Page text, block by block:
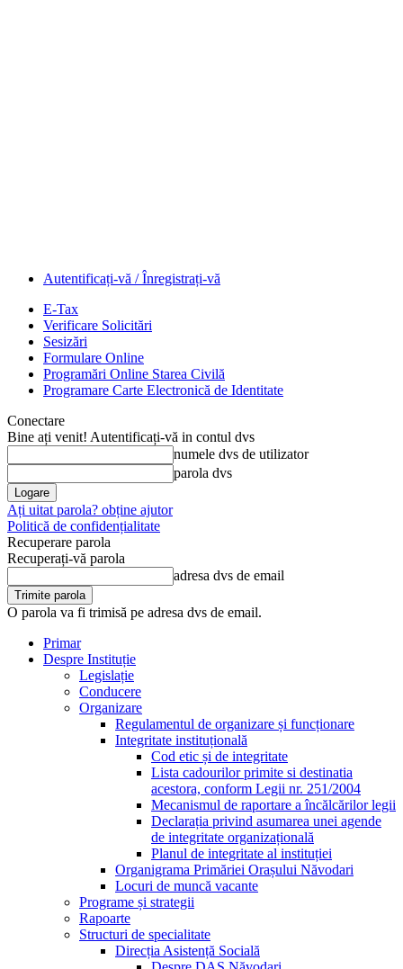
Autentificați-vă / Înregistrați-vă
E-Tax
Verificare Solicitări
Sesizări
Formulare Online
Programări Online Starea Civilă
Programare Carte Electronică de Identitate
Conectare
Bine ați venit! Autentificați-vă in contul dvs
numele dvs de utilizator
parola dvs
Ați uitat parola? obține ajutor
Politică de confidențialitate
Recuperare parola
Recuperați-vă parola
adresa dvs de email
O parola va fi trimisă pe adresa dvs de email.
Primar
Despre Instituție
Legislație
Conducere
Organizare
Regulamentul de organizare și funcționare
Integritate instituțională
Cod etic și de integritate
Lista cadourilor primite si destinatia
acestora, conform Legii nr. 251/2004
Mecanismul de raportare a încălcărilor legii
Declarația privind asumarea unei agende
de integritate organizațională
Planul de integritate al instituției
Organigrama Primăriei Orașului Năvodari
Locuri de muncă vacante
Programe și strategii
Rapoarte
Structuri de specialitate
Direcția Asistență Socială